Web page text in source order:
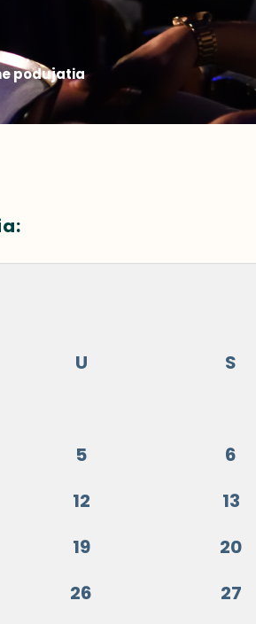
podujatia
U S
5 6
12 13
19 20
26 27